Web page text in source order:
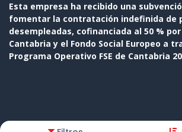
Esta empresa ha recibido una
fomentar la contratación indefinida de
desempleadas, cofinanciada al 50 %
Cantabria y el Fondo Social Europeo a
Programa Operativo FSE de Cantabria